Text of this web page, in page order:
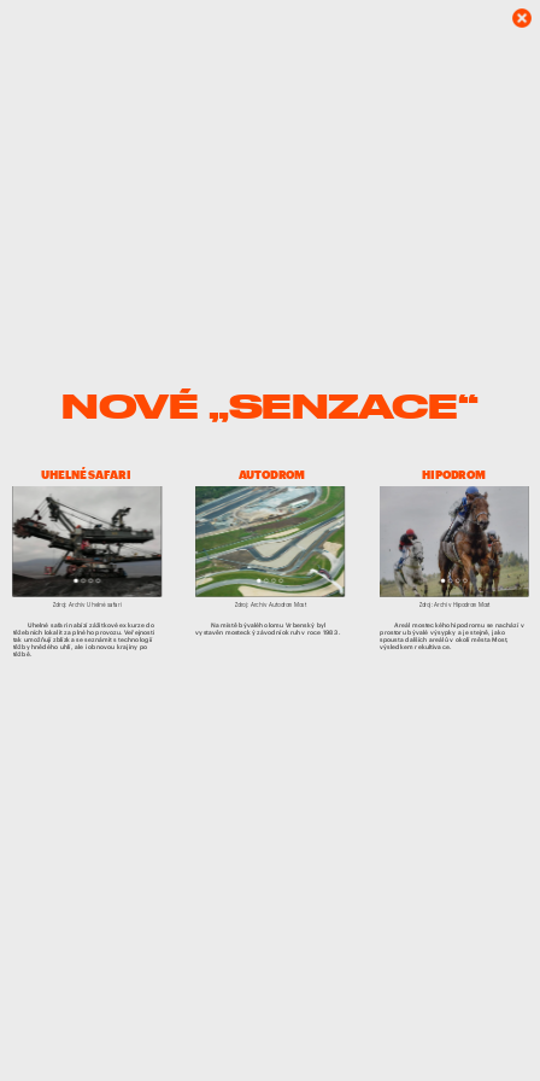
NOVÉ „SENZACE“
UHELNÉ SAFARI AUTODROM HIPODROM
Zdroj: Archiv Autodrom Most
Zdroj: Archiv Uhelné safari Zdroj: Archiv Hipodrom Most
Uhelné safari nabízí zážitkové exkurze do
těžebních lokalit za plného provozu. Veřejnosti
tak umožňují zblízka se seznámit s technologií
těžby hnědého uhlí, ale i obnovou krajiny po
těžbě.
Na místě bývalého lomu Vrbenský byl
vystavěn mostecký závodní okruh v roce 1983.
Areál mosteckého hipodromu se nachází v
prostoru bývalé výsypky a je stejně, jako
spousta dalších areálů v okolí města Most,
výsledkem rekultivace.